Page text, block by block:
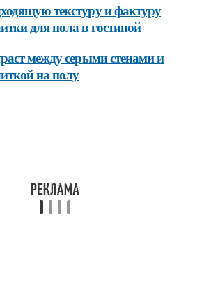
текстуру и фактуру
для пола в гостиной
между серыми стенами и
на полу